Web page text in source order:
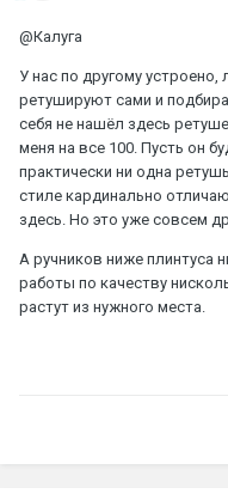
@Калуга
У нас по другому
ретушируют сами и
себя не нашёл здесь
меня на все 100. Пусть он
практически ни одна
стиле кардинально
здесь. Но это уже совсем
А ручников ниже плинтуса
работы по качеству
растут из нужного места.